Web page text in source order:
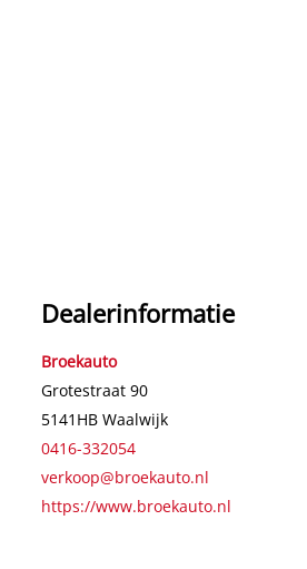
Dealerinformatie
Broekauto
Grotestraat 90
5141HB Waalwijk
0416-332054
verkoop@broekauto.nl
https://www.broekauto.nl